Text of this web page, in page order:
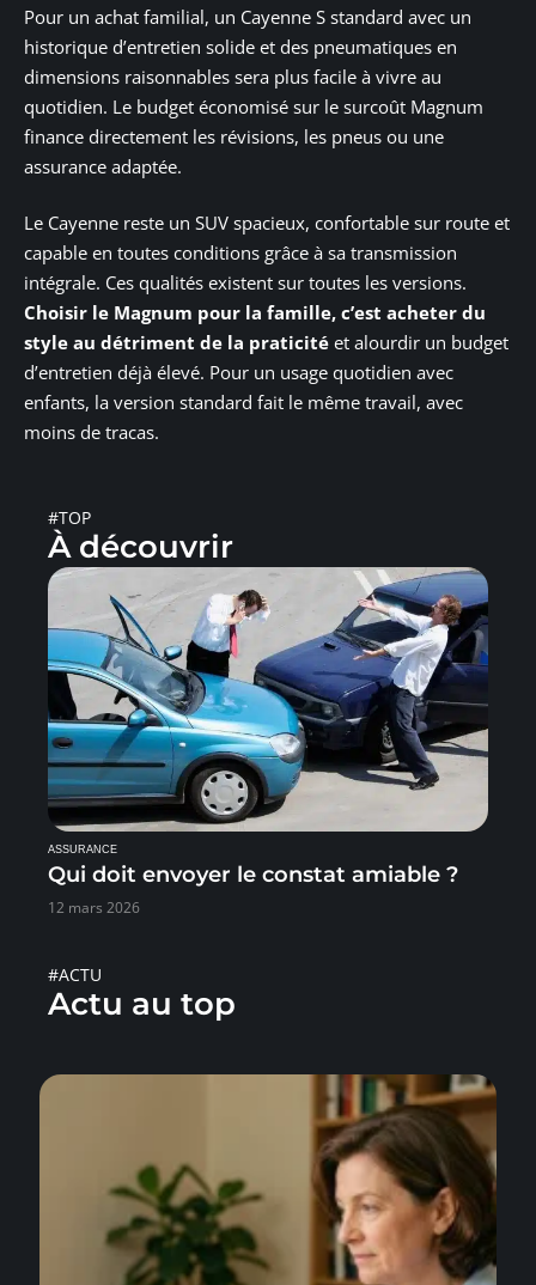
Pour un achat familial, un Cayenne S standard avec un
historique d’entretien solide et des pneumatiques en
dimensions raisonnables sera plus facile à vivre au
quotidien. Le budget économisé sur le surcoût Magnum
finance directement les révisions, les pneus ou une
assurance adaptée.
Le Cayenne reste un SUV spacieux, confortable sur route et
capable en toutes conditions grâce à sa transmission
intégrale. Ces qualités existent sur toutes les versions.
Choisir le Magnum pour la famille, c’est acheter du
style au détriment de la praticité et alourdir un budget
d’entretien déjà élevé. Pour un usage quotidien avec
enfants, la version standard fait le même travail, avec
moins de tracas.
#TOP
À découvrir
ASSURANCE
Qui doit envoyer le constat amiable ?
12 mars 2026
#ACTU
Actu au top